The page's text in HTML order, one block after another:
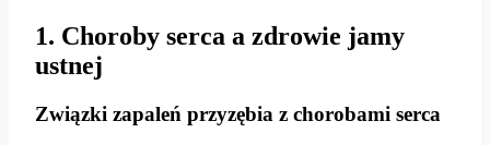
1. Choroby serca a zdrowie jamy
ustnej
Związki zapaleń przyzębia z chorobami serca